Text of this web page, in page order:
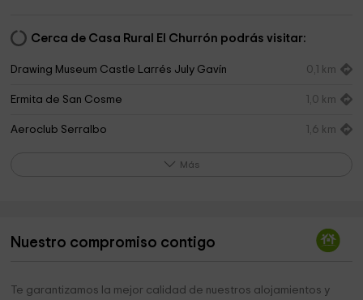
Cerca de Casa Rural El Churrón podrás visitar:
Drawing Museum Castle Larrés July Gavín 0,1 km
Ermita de San Cosme 1,0 km
Aeroclub Serralbo 1,6 km
Iglesia de Nuestra Señora de la Asunción
Igleisa de San Bartolomé de Pardiniella (s XVI) 3,2 km
Más
Nuestro compromiso contigo
Te garantizamos la mejor calidad de nuestros alojamientos y